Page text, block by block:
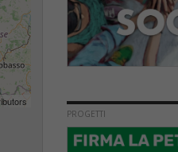
PROGETTI